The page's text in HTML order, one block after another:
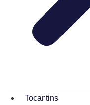
Tocantins